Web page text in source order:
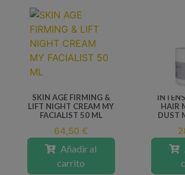
SKIN AGE FIRMING &
LIFT NIGHT CREAM MY
FACIALIST 50 ML
64,50 €
Añadir al
carrito
HAIR
DUST